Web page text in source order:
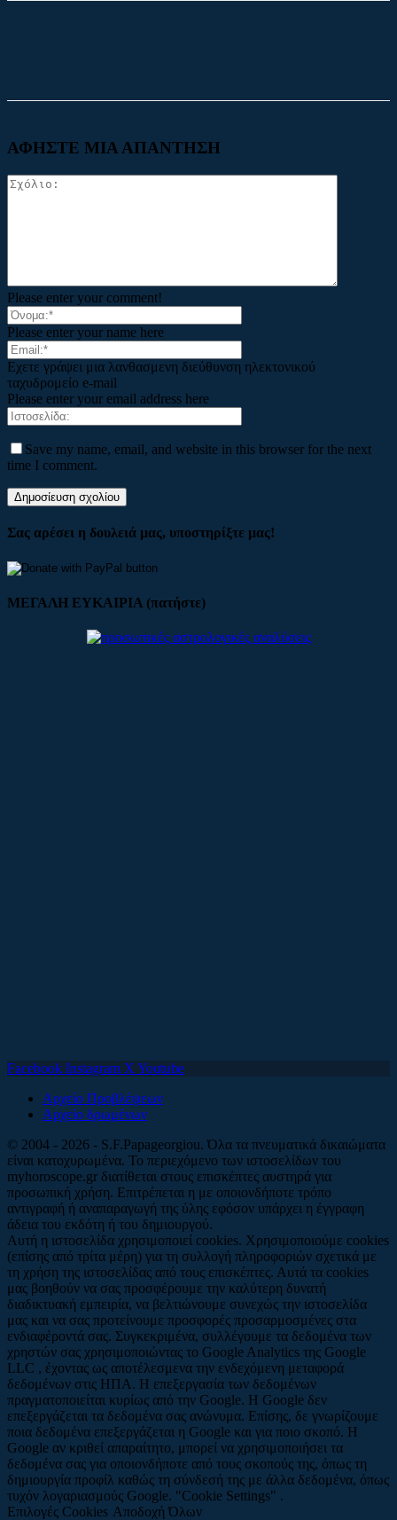
ΑΦΗΣΤΕ ΜΙΑ ΑΠΑΝΤΗΣΗ
Please enter your comment!
Please enter your name here
Εχετε γράψει μια λανθασμενη διεύθυνση ηλεκτονικού
ταχυδρομείο e-mail
Please enter your email address here
Save my name, email, and website in this browser for the next
time I comment.
Σας αρέσει η δουλειά μας, υποστηρίξτε μας!
ΜΕΓΑΛΗ ΕΥΚΑΙΡΙΑ (πατήστε)
Facebook Instagram X Youtube
Αρχείο Προβλέψεων
Αρχείο δρωμένων
© 2004 - 2026 - S.F.Papageorgiou. Όλα τα πνευματικά δικαιώματα
είναι κατοχυρωμένα. Το περιεχόμενο των ιστοσελίδων του
myhoroscope.gr διατίθεται στους επισκέπτες αυστηρά για
προσωπική χρήση. Επιτρέπεται η με οποιονδήποτε τρόπο
αντιγραφή ή αναπαραγωγή της ύλης εφόσον υπάρχει η έγγραφη
άδεια του εκδότη ή του δημιουργού.
Αυτή η ιστοσελίδα χρησιμοποιεί cookies. Χρησιμοποιούμε cookies
(επίσης από τρίτα μέρη) για τη συλλογή πληροφοριών σχετικά με
τη χρήση της ιστοσελίδας από τους επισκέπτες. Αυτά τα cookies
μας βοηθούν να σας προσφέρουμε την καλύτερη δυνατή
διαδικτυακή εμπειρία, να βελτιώνουμε συνεχώς την ιστοσελίδα
μας και να σας προτείνουμε προσφορές προσαρμοσμένες στα
ενδιαφέροντά σας. Συγκεκριμένα, συλλέγουμε τα δεδομένα των
χρηστών σας χρησιμοποιώντας το Google Analytics της Google
LLC , έχοντας ως αποτέλεσμενα την ενδεχόμενη μεταφορά
δεδομένων στις ΗΠΑ. Η επεξεργασία των δεδομένων
πραγματοποιείται κυρίως από την Google. Η Google δεν
επεξεργάζεται τα δεδομένα σας ανώνυμα. Επίσης, δε γνωρίζουμε
ποια δεδομένα επεξεργάζεται η Google και για ποιο σκοπό. Η
Google αν κριθεί απαραίτητο, μπορεί να χρησιμοποιήσει τα
δεδομένα σας για οποιονδήποτε από τους σκοπούς της, όπως τη
δημιουργία προφίλ καθώς τη σύνδεσή της με άλλα δεδομένα, όπως
τυχόν λογαριασμούς Google. "Cookie Settings" .
Επιλογές Cookies Αποδοχή Όλων